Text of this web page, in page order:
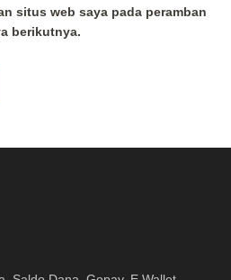
situs web saya pada peramban
berikutnya.